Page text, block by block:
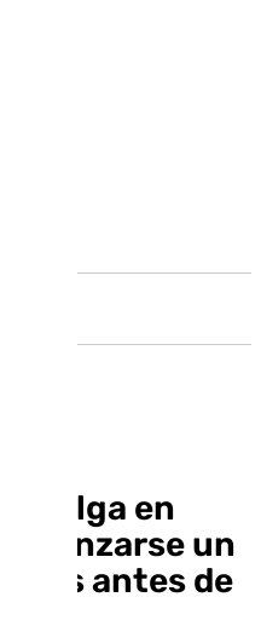
huelga en
alcanzarse un
antes de